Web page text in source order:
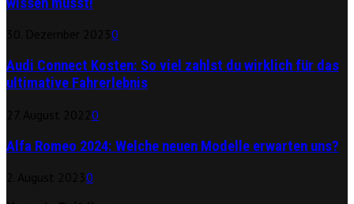
0
Audi Connect Kosten: So viel zahlst du wirklich für das
ultimative Fahrerlebnis
0
Alfa Romeo 2024: Welche neuen Modelle erwarten uns?
0